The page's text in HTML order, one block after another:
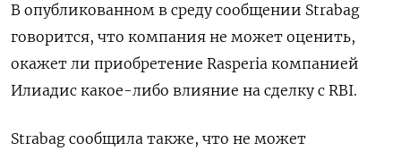
В опубликованном в среду сообщении Strabag
говорится, что компания не может оценить,
окажет ли приобретение Rasperia компанией
Илиадис какое-либо влияние на сделку с RBI.
Strabag сообщила также, что не может